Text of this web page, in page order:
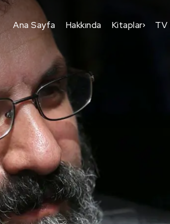
Ana Sayfa Hakkında Kitaplar TV